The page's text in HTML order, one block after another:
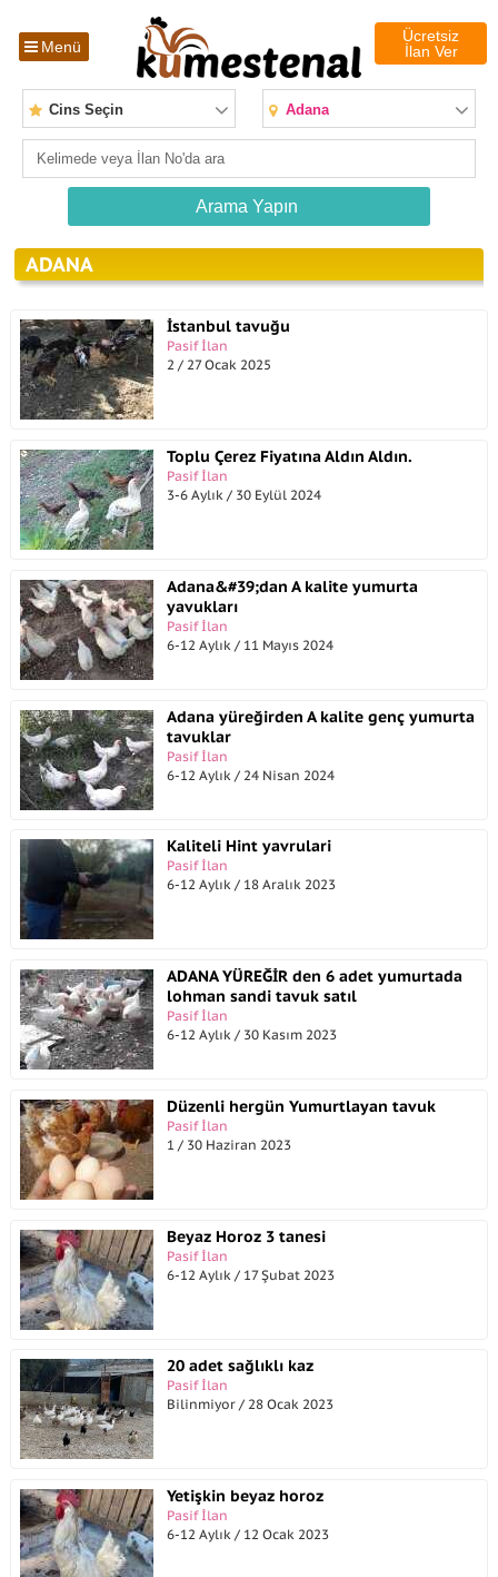
Menü
Ücretsiz
İlan Ver
Cins Seçin Adana
ADANA
İstanbul tavuğu
Pasif İlan
2 / 27 Ocak 2025
Toplu Çerez Fiyatına Aldın Aldın.
Pasif İlan
3-6 Aylık / 30 Eylül 2024
Adana&#39;dan A kalite yumurta
yavukları
Pasif İlan
6-12 Aylık / 11 Mayıs 2024
Adana yüreğirden A kalite genç yumurta
tavuklar
Pasif İlan
6-12 Aylık / 24 Nisan 2024
Kaliteli Hint yavrulari
Pasif İlan
6-12 Aylık / 18 Aralık 2023
ADANA YÜREĞİR den 6 adet yumurtada
lohman sandi tavuk satıl
Pasif İlan
6-12 Aylık / 30 Kasım 2023
Düzenli hergün Yumurtlayan tavuk
Pasif İlan
1 / 30 Haziran 2023
Beyaz Horoz 3 tanesi
Pasif İlan
6-12 Aylık / 17 Şubat 2023
20 adet sağlıklı kaz
Pasif İlan
Bilinmiyor / 28 Ocak 2023
Yetişkin beyaz horoz
Pasif İlan
6-12 Aylık / 12 Ocak 2023